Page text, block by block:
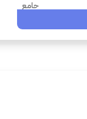
جامع
328